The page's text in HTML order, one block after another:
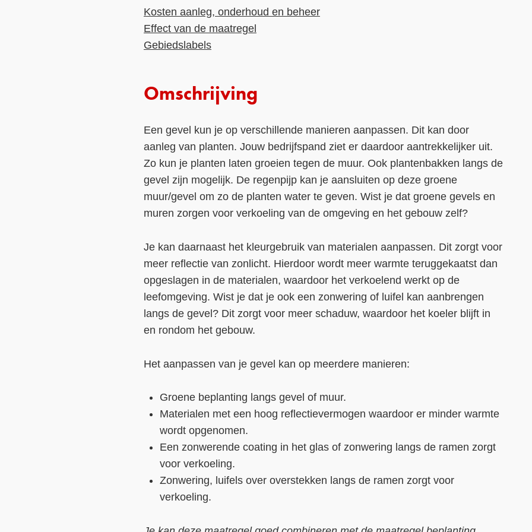
Kosten aanleg, onderhoud en beheer
Effect van de maatregel
Gebiedslabels
Omschrijving
Een gevel kun je op verschillende manieren aanpassen. Dit kan door
aanleg van planten. Jouw bedrijfspand ziet er daardoor aantrekkelijker uit.
Zo kun je planten laten groeien tegen de muur. Ook plantenbakken langs de
gevel zijn mogelijk. De regenpijp kan je aansluiten op deze groene
muur/gevel om zo de planten water te geven. Wist je dat groene gevels en
muren zorgen voor verkoeling van de omgeving en het gebouw zelf?
Je kan daarnaast het kleurgebruik van materialen aanpassen. Dit zorgt voor
meer reflectie van zonlicht. Hierdoor wordt meer warmte teruggekaatst dan
opgeslagen in de materialen, waardoor het verkoelend werkt op de
leefomgeving. Wist je dat je ook een zonwering of luifel kan aanbrengen
langs de gevel? Dit zorgt voor meer schaduw, waardoor het koeler blijft in
en rondom het gebouw.
Het aanpassen van je gevel kan op meerdere manieren:
Groene beplanting langs gevel of muur.
Materialen met een hoog reflectievermogen waardoor er minder warmte
wordt opgenomen.
Een zonwerende coating in het glas of zonwering langs de ramen zorgt
voor verkoeling.
Zonwering, luifels over overstekken langs de ramen zorgt voor
verkoeling.